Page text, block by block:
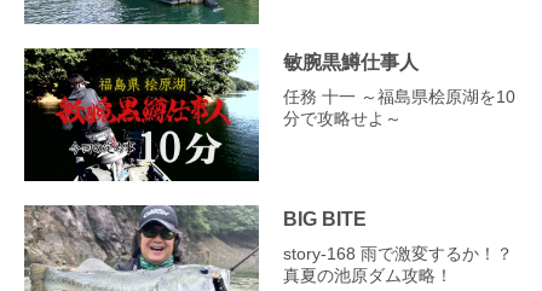
敏腕黒鱒仕事人
任務 十一 ～福島県桧原湖を10
分で攻略せよ～
BIG BITE
story‐168 雨で激変するか！？
真夏の池原ダム攻略！